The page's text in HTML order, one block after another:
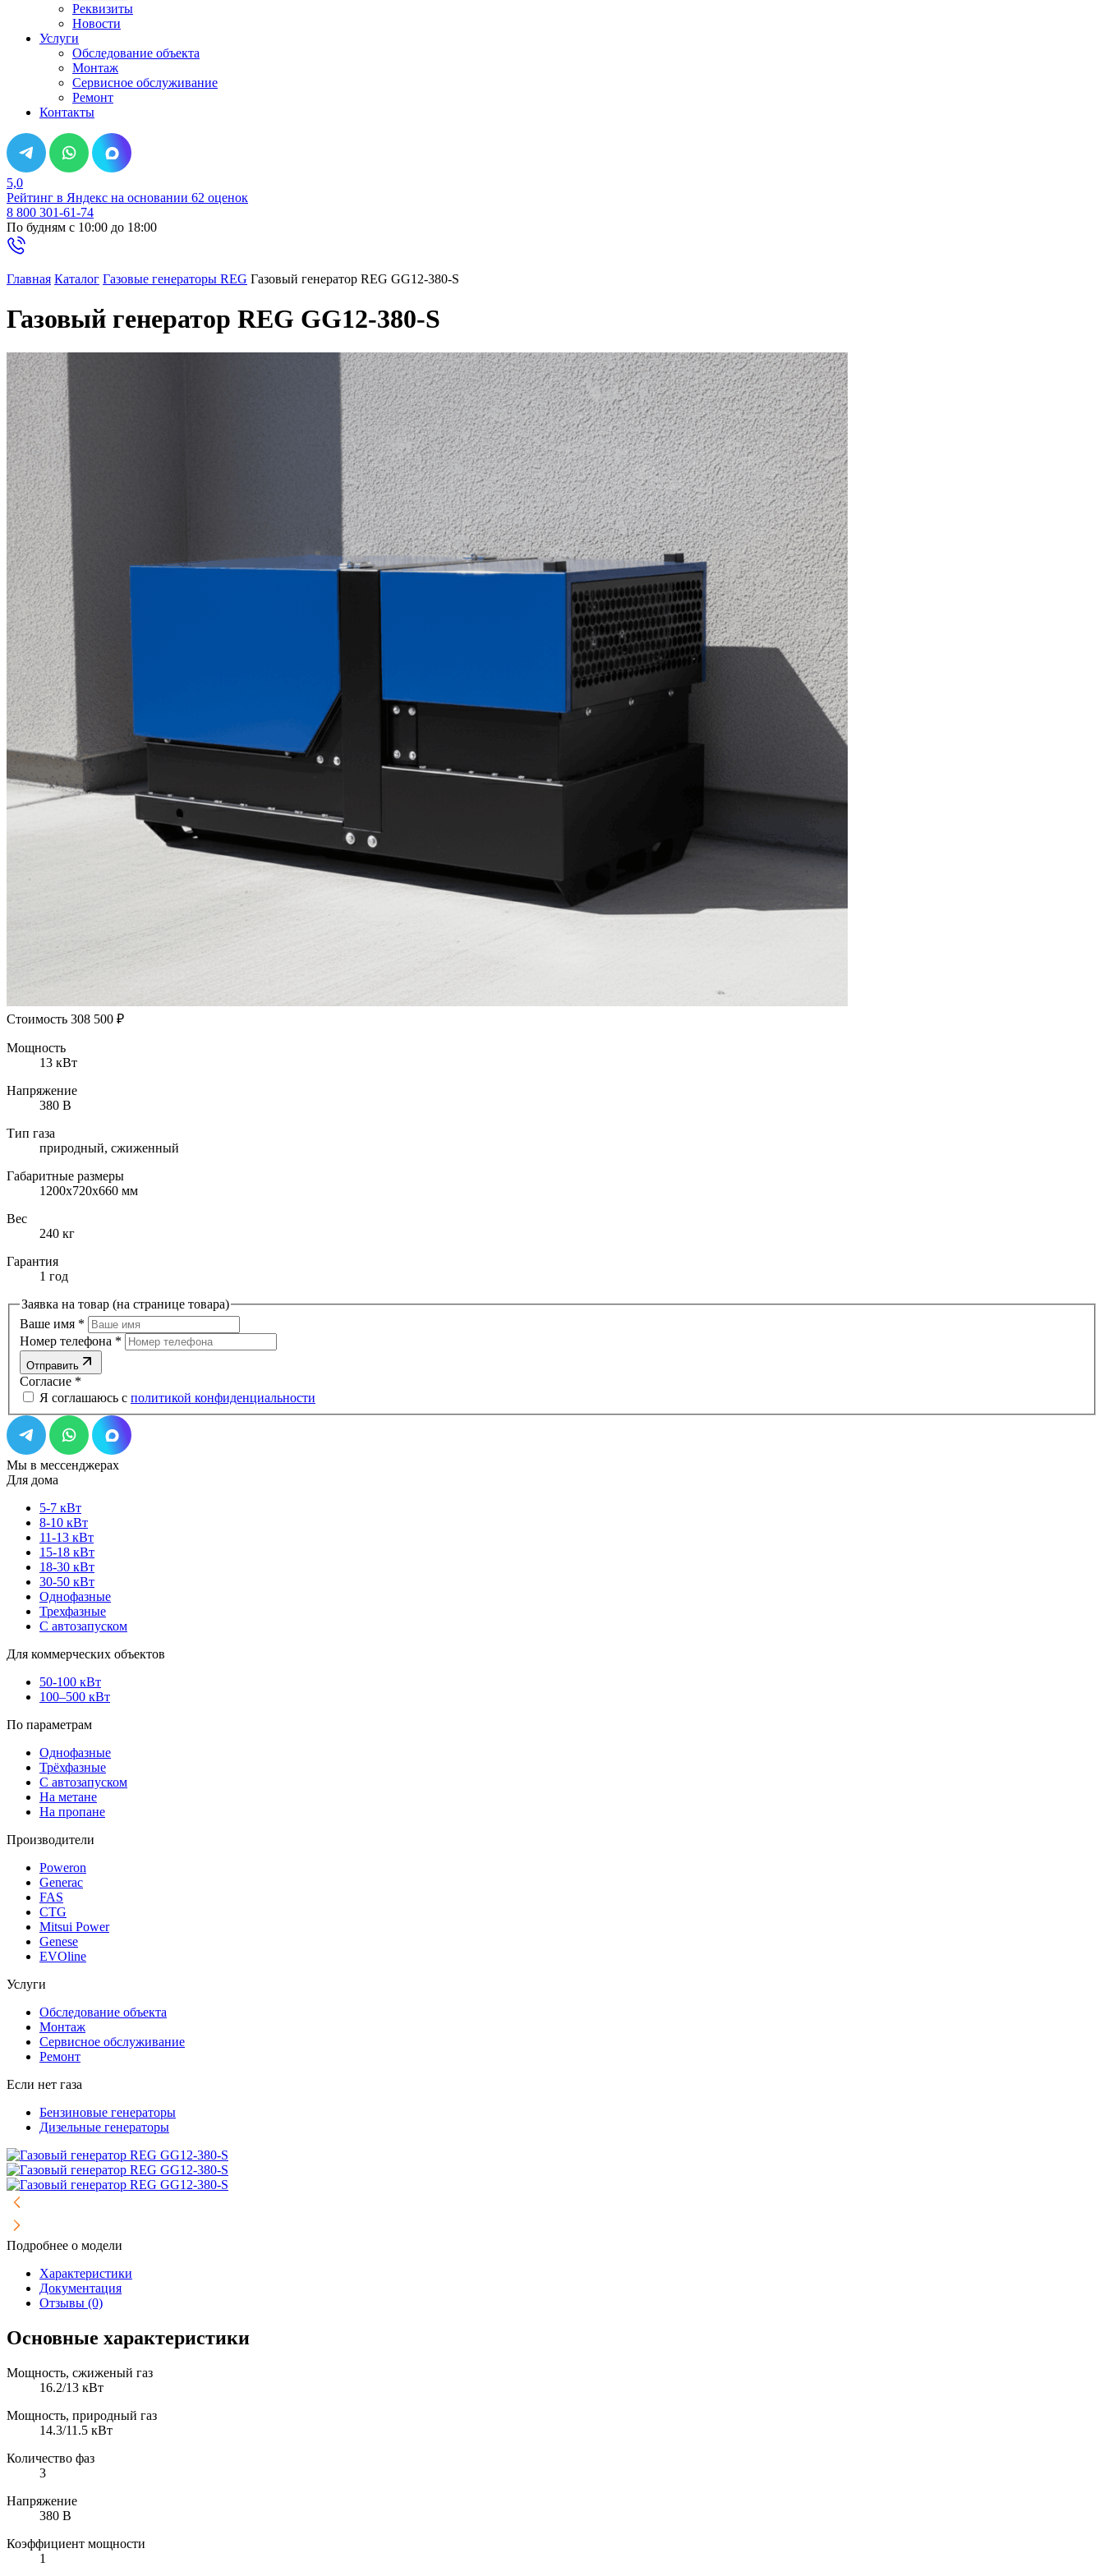
Реквизиты
Новости
Услуги
Обследование объекта
Монтаж
Сервисное обслуживание
Ремонт
Контакты
5,0
Рейтинг в Яндекс на основании 62 оценок
8 800 301-61-74
По будням с 10:00 до 18:00
Главная Каталог Газовые генераторы REG Газовый генератор REG GG12-380-S
Газовый генератор REG GG12-380-S
Стоимость 308 500 ₽
Мощность
13 кВт
Напряжение
380 В
Тип газа
природный, cжиженный
Габаритные размеры
1200х720х660 мм
Вес
240 кг
Гарантия
1 год
Заявка на товар (на странице товара)
Ваше имя *
Номер телефона *
Отправить
Согласие *
Я соглашаюсь с политикой конфиденциальности
Мы в мессенджерах
Для дома
5-7 кВт
8-10 кВт
11-13 кВт
15-18 кВт
18-30 кВт
30-50 кВт
Однофазные
Трехфазные
С автозапуском
Для коммерческих объектов
50-100 кВт
100–500 кВт
По параметрам
Однофазные
Трёхфазные
С автозапуском
На метане
На пропане
Производители
Poweron
Generac
FAS
CTG
Mitsui Power
Genese
EVOline
Услуги
Обследование объекта
Монтаж
Сервисное обслуживание
Ремонт
Если нет газа
Бензиновые генераторы
Дизельные генераторы
Подробнее о модели
Характеристики
Документация
Отзывы (0)
Основные характеристики
Мощность, сжиженый газ
16.2/13 кВт
Мощность, природный газ
14.3/11.5 кВт
Количество фаз
3
Напряжение
380 В
Коэффициент мощности
1